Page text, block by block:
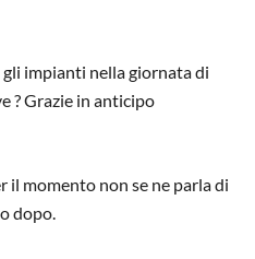
impianti nella giornata di
? Grazie in anticipo
il momento non se ne parla di
dopo.